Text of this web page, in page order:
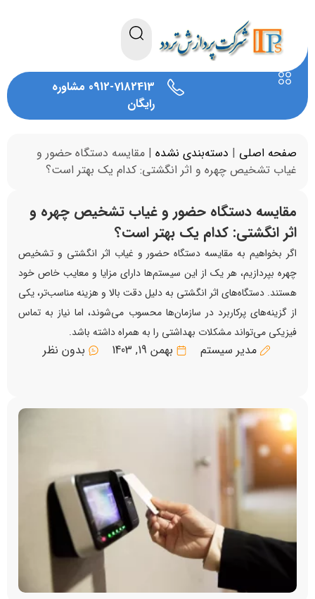
0912-7182413 مشاوره
رایگان
صفحه اصلی | دسته‌بندی نشده | مقایسه دستگاه حضور و
غیاب تشخیص چهره و اثر انگشتی: کدام یک بهتر است؟
مقایسه دستگاه حضور و غیاب تشخیص چهره و
اثر انگشتی: کدام یک بهتر است؟
اگر بخواهیم به مقایسه دستگاه حضور و غیاب اثر انگشتی و تشخیص
چهره بپردازیم، هر یک از این سیستم‌ها دارای مزایا و معایب خاص خود
هستند. دستگاه‌های اثر انگشتی به دلیل دقت بالا و هزینه مناسب‌تر، یکی
از گزینه‌های پرکاربرد در سازمان‌ها محسوب می‌شوند، اما نیاز به تماس
فیزیکی می‌تواند مشکلات بهداشتی را به همراه داشته باشد.
مدیر سیستم بهمن 19, 1403 بدون نظر